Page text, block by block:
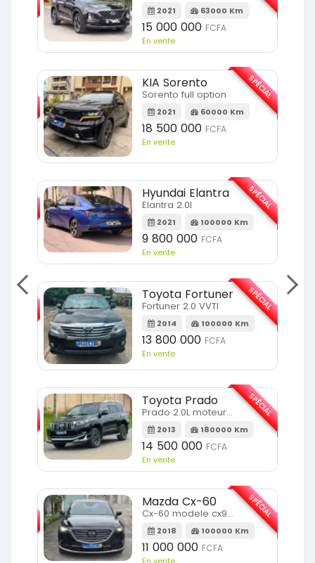
SPÉCIAL
2021 63000 Km
15 000 000 FCFA
En vente
KIA Sorento
Sorento full option
2021 60000 Km
18 500 000 FCFA
En vente
SPÉCIAL
Hyundai Elantra
Elantra 2.0l
2021 100000 Km
9 800 000 FCFA
En vente
SPÉCIAL
Toyota Fortuner
Fortuner 2.0 VVTI
2014 100000 Km
13 800 000 FCFA
En vente
SPÉCIAL
Toyota Prado
Prado 2.0L moteur d4d
2013 180000 Km
14 500 000 FCFA
En vente
SPÉCIAL
Mazda Cx-60
Cx-60 modele cx9 full option
2018 100000 Km
11 000 000 FCFA
SPÉCIAL